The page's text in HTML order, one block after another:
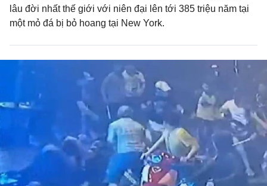
lâu đời nhất thế giới với niên đại lên tới 385 triệu năm tại
một mỏ đá bị bỏ hoang tại New York.